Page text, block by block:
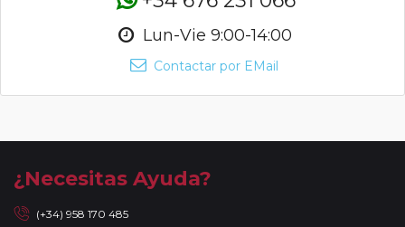
Lun-Vie 9:00-14:00
Contactar por EMail
¿Necesitas Ayuda?
(+34) 958 170 485